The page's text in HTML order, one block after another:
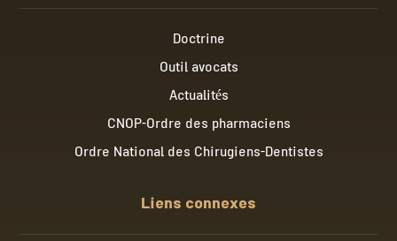
Doctrine
Outil avocats
Actualités
CNOP-Ordre des pharmaciens
Ordre National des Chirugiens-Dentistes
Liens connexes